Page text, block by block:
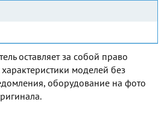
оставляет за собой право
моделей без
оборудование на фото